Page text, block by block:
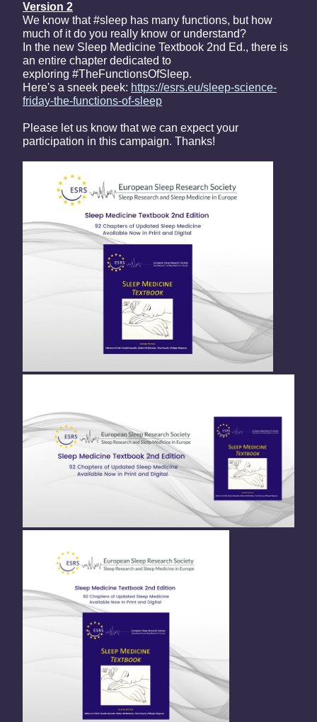
Version 2
We know that #sleep has many functions, but how
much of it do you really know or understand?
In the new Sleep Medicine Textbook 2nd Ed., there is
an entire chapter dedicated to
exploring #TheFunctionsOfSleep.
Here's a sneek peek: https://esrs.eu/sleep-science-
friday-the-functions-of-sleep
Please let us know that we can expect your
participation in this campaign. Thanks!